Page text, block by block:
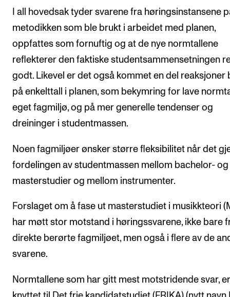
I all hovedsak tyder svarene fra høringsinstansene
metodikken som ble brukt i arbeidet med planen,
oppfattes som fornuftig og at de nye normtallene
reflekterer den faktiske studentsammensetningen
godt. Likevel er det også kommet en del reaksjoner
på enkelttall i planen, som bekymring for lave
eget fagmiljø, og på mer generelle tendenser og
dreininger i studentmassen.
Noen fagmiljøer ønsker større fleksibilitet når det
fordelingen av studentmassen mellom bachelor- og
masterstudier og mellom instrumenter.
Forslaget om å fase ut masterstudiet i musikkteori
har møtt stor motstand i høringssvarene, ikke bare
direkte berørte fagmiljøet, men også i flere av de
svarene.
Normtallene som har gitt mest motstridende svar, er